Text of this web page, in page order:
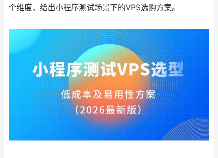
个维度，给出小程序测试场景下的VPS选购方案。